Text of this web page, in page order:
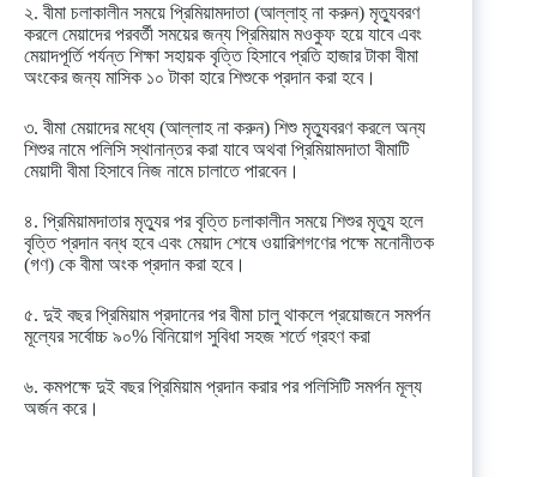
২. বীমা চলাকালীন সময়ে প্রিমিয়ামদাতা (আল্লাহ্ না করুন) মৃত্যুবরণ
করলে মেয়াদের পরবর্তী সময়ের জন্য প্রিমিয়াম মওকুফ হয়ে যাবে এবং
মেয়াদপূর্তি পর্যন্ত শিক্ষা সহায়ক বৃত্তি হিসাবে প্রতি হাজার টাকা বীমা
অংকের জন্য মাসিক ১০ টাকা হারে শিশুকে প্রদান করা হবে।
৩. বীমা মেয়াদের মধ্যে (আল্লাহ না করুন) শিশু মৃত্যুবরণ করলে অন্য
শিশুর নামে পলিসি স্থানান্তর করা যাবে অথবা প্রিমিয়ামদাতা বীমাটি
মেয়াদী বীমা হিসাবে নিজ নামে চালাতে পারবেন।
৪. প্রিমিয়ামদাতার মৃত্যুর পর বৃত্তি চলাকালীন সময়ে শিশুর মৃত্যু হলে
বৃত্তি প্রদান বন্ধ হবে এবং মেয়াদ শেষে ওয়ারিশগণের পক্ষে মনোনীতক
(গণ) কে বীমা অংক প্রদান করা হবে।
৫. দুই বছর প্রিমিয়াম প্রদানের পর বীমা চালু থাকলে প্রয়োজনে সমর্পন
মূল্যের সর্বোচ্চ ৯০% বিনিয়োগ সুবিধা সহজ শর্তে গ্রহণ করা
৬. কমপক্ষে দুই বছর প্রিমিয়াম প্রদান করার পর পলিসিটি সমৰ্পন মূল্য
অর্জন করে।